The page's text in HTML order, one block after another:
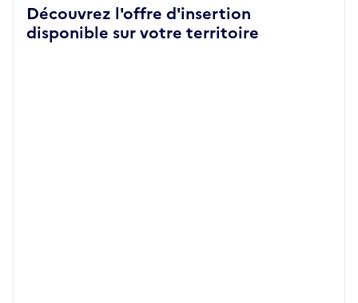
Découvrez l'offre d'insertion
disponible sur votre territoire